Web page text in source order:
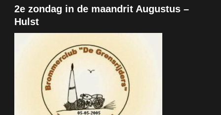
2e zondag in de maandrit Augustus –
Hulst